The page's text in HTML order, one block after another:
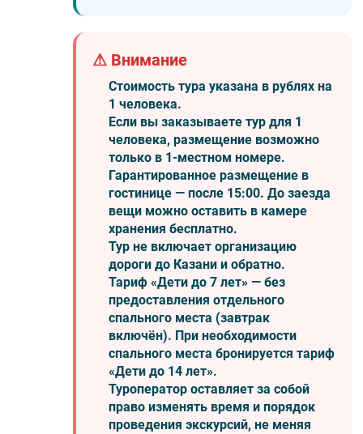
⚠ Внимание
Стоимость тура указана в рублях на
1 человека.
Если вы заказываете тур для 1
человека, размещение возможно
только в 1-местном номере.
Гарантированное размещение в
гостинице — после 15:00. До заезда
вещи можно оставить в камере
хранения бесплатно.
Тур не включает организацию
дороги до Казани и обратно.
Тариф «Дети до 7 лет» — без
предоставления отдельного
спального места (завтрак
включён). При необходимости
спального места бронируется тариф
«Дети до 14 лет».
Туроператор оставляет за собой
право изменять время и порядок
проведения экскурсий, не меняя